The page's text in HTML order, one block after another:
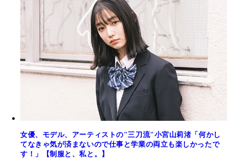
女優、モデル、アーティストの"三刀流"小宮山莉渚「何かし
てなきゃ気が済まないので仕事と学業の両立も楽しかったで
す！」【制服と、私と。】